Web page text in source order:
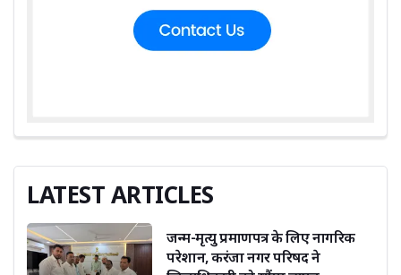
LATEST ARTICLES
जन्म-मृत्यु प्रमाणपत्र के लिए नागरिक
परेशान, करंजा नगर परिषद ने